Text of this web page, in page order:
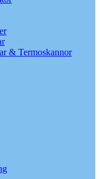
& Termoskannor